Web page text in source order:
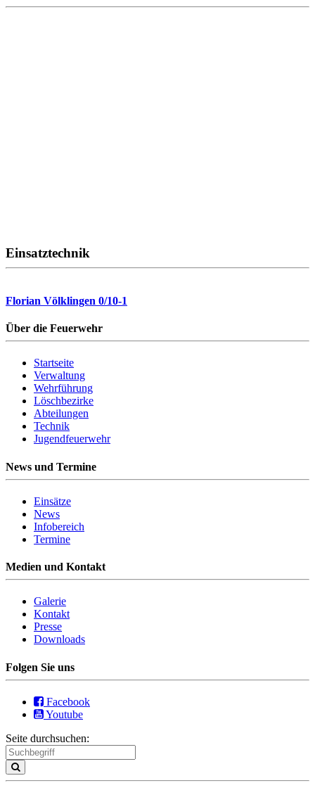
Einsatztechnik
Florian Völklingen 0/10-1
Über die Feuerwehr
Startseite
Verwaltung
Wehrführung
Löschbezirke
Abteilungen
Technik
Jugendfeuerwehr
News und Termine
Einsätze
News
Infobereich
Termine
Medien und Kontakt
Galerie
Kontakt
Presse
Downloads
Folgen Sie uns
Facebook
Youtube
Seite durchsuchen: